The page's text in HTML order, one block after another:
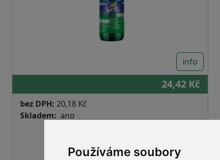
Používáme soubory
info
24,42 Kč
bez DPH: 20,18 Kč
Skladem
ano